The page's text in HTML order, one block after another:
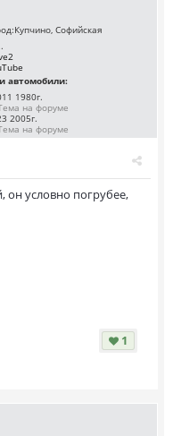
Купчино, Софийская
автомобили:
1980г.
на форуме
2005г.
на форуме
он условно погрубее,
1